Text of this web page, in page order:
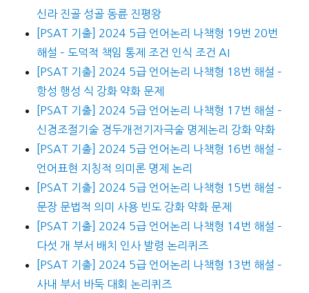
신라 진골 성골 동륜 진평왕
[PSAT 기출] 2024 5급 언어논리 나책형 19번 20번
해설 – 도덕적 책임 통제 조건 인식 조건 AI
[PSAT 기출] 2024 5급 언어논리 나책형 18번 해설 –
항성 행성 식 강화 약화 문제
[PSAT 기출] 2024 5급 언어논리 나책형 17번 해설 –
신경조절기술 경두개전기자극술 명제논리 강화 약화
[PSAT 기출] 2024 5급 언어논리 나책형 16번 해설 –
언어표현 지칭적 의미론 명제 논리
[PSAT 기출] 2024 5급 언어논리 나책형 15번 해설 –
문장 문법적 의미 사용 빈도 강화 약화 문제
[PSAT 기출] 2024 5급 언어논리 나책형 14번 해설 –
다섯 개 부서 배치 인사 발령 논리퀴즈
[PSAT 기출] 2024 5급 언어논리 나책형 13번 해설 –
사내 부서 바둑 대회 논리퀴즈